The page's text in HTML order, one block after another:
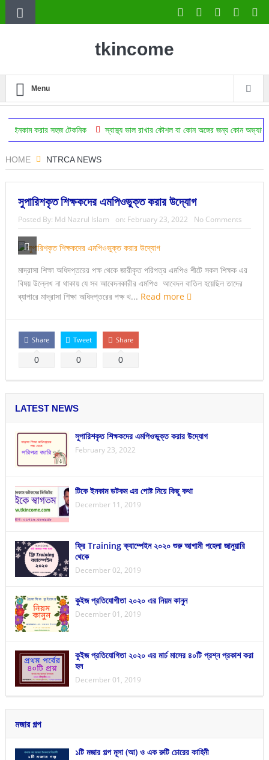
tkincome
Menu
সহজ টেকনিক স্বাস্থ্য ভাল রাখার কৌশল বা কোন অঙ্গের জন্য কোন অভ্যাস উপকারি
HOME NTRCA NEWS
সুপারিশকৃত শিক্ষকদের এমপিওভুক্ত করার উদ্যোগ
Posted By: Md Nazrul Islam on: February 23, 2022 No Comments
মাদ্রাসা শিক্ষা অধিদপ্তরের পক্ষ থেকে জারীকৃত পরিপত্র এমপিও শীটে সকল শিক্ষক এর
বিষয় উল্লেখ না থাকায় যে সব আবেদনকারীর এমপিও আবেদন বাতিল হয়েছিল তাদের
ব্যাপারে মাদ্রাসা শিক্ষা অধিদপ্তরের পক্ষ থ... Read more
Share
0
Tweet
0
Share
0
LATEST NEWS
সুপারিশকৃত শিক্ষকদের এমপিওভুক্ত করার উদ্যোগ
February 23, 2022
টিকে ইনকাম ডটকম এর পোষ্ট নিয়ে কিছু কথা
December 11, 2019
ফ্রি Training ক্যাম্পেইন ২০২০ শুরু আগামী পহেলা জানুয়ারি
থেকে
December 02, 2019
কুইজ প্রতিযোগীতা ২০২০ এর নিয়ম কানুন
December 01, 2019
কুইজ প্রতিযোগিতা ২০২০ এর মার্চ মাসের ৪০টি প্রশ্ন প্রকাশ করা
হল
December 01, 2019
মজার গল্প
১টি মজার গল্প মূসা (আ) ও এক রুটি চোরের কাহিনী